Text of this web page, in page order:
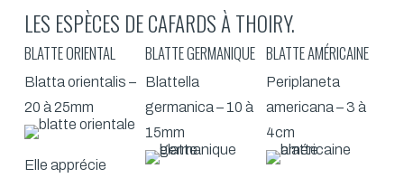
LES ESPÈCES DE CAFARDS À THOIRY.
BLATTE ORIENTAL
Blatta orientalis –
20 à 25mm
Elle apprécie
BLATTE GERMANIQUE
Blattella
germanica – 10 à
15mm
BLATTE AMÉRICAINE
Periplaneta
americana – 3 à
4cm